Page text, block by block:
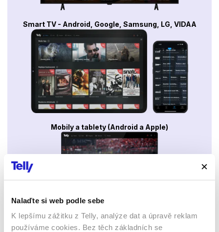
Nalaďte si web podle sebe
K lepšímu zážitku z Telly, analýze dat a úpravě reklam
používáme cookies. Bez těch základních se
Smart TV - Android, Google, Samsung, LG, VIDAA
Mobily a tablety (Android a Apple)
Webový prohlížeč